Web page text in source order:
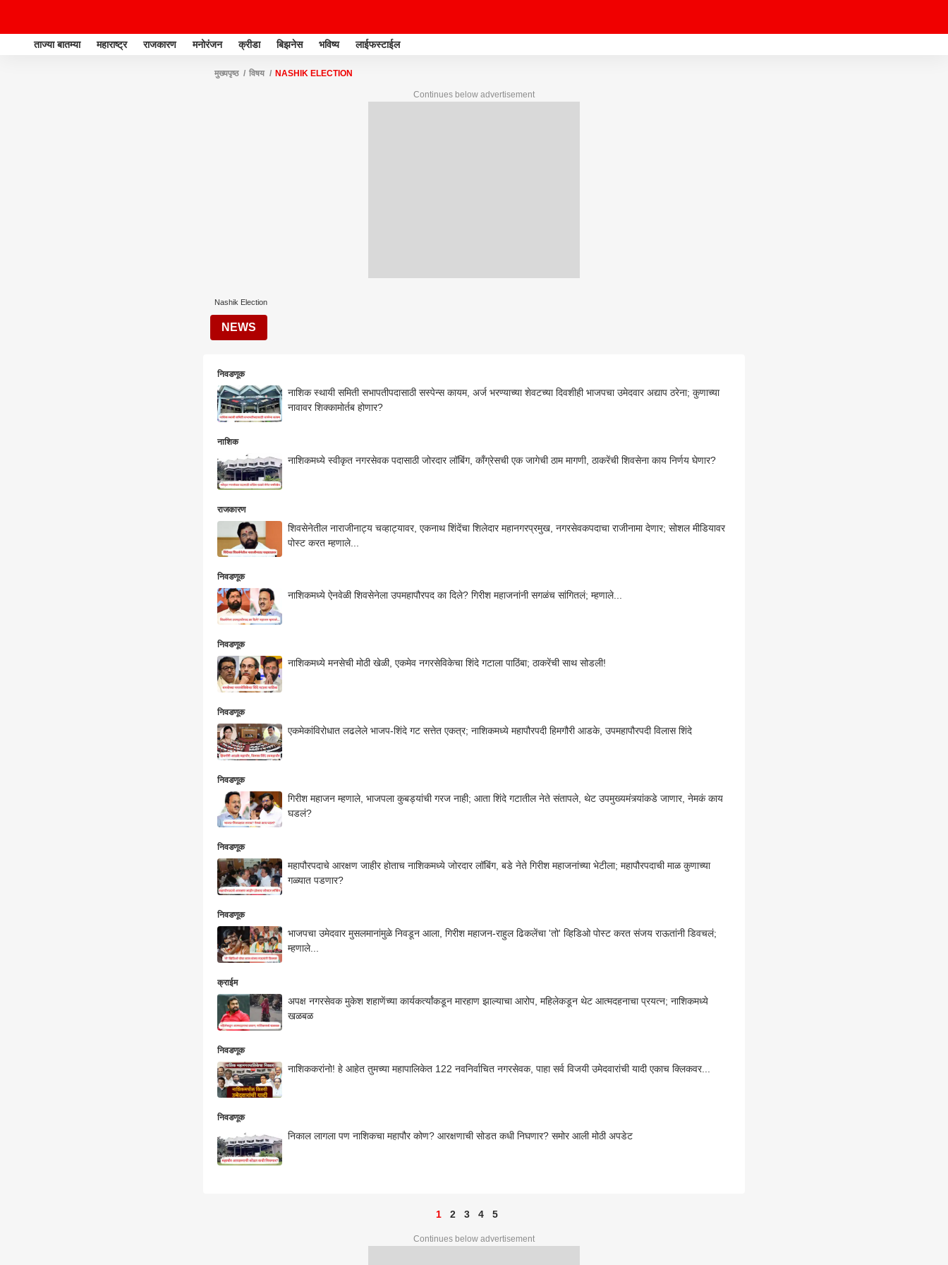
ताज्या बातम्या महाराष्ट्र राजकारण मनोरंजन क्रीडा बिझनेस भविष्य लाईफस्टाईल
मुख्यपृष्ठ विषय NASHIK ELECTION
Continues below advertisement
Nashik Election
NEWS
निवडणूक
नाशिक स्थायी समिती सभापतीपदासाठी सस्पेन्स कायम, अर्ज भरण्याच्या शेवटच्या दिवशीही भाजपचा उमेदवार अद्याप ठरेना; कुणाच्या
नावावर शिक्कामोर्तब होणार?
नाशिक
नाशिकमध्ये स्वीकृत नगरसेवक पदासाठी जोरदार लॉबिंग, काँग्रेसची एक जागेची ठाम मागणी, ठाकरेंची शिवसेना काय निर्णय घेणार?
राजकारण
शिवसेनेतील नाराजीनाट्य चव्हाट्यावर, एकनाथ शिंदेंचा शिलेदार महानगरप्रमुख, नगरसेवकपदाचा राजीनामा देणार; सोशल मीडियावर
पोस्ट करत म्हणाले...
निवडणूक
नाशिकमध्ये ऐनवेळी शिवसेनेला उपमहापौरपद का दिले? गिरीश महाजनांनी सगळंच सांगितलं; म्हणाले...
निवडणूक
नाशिकमध्ये मनसेची मोठी खेळी, एकमेव नगरसेविकेचा शिंदे गटाला पाठिंबा; ठाकरेंची साथ सोडली!
निवडणूक
एकमेकांविरोधात लढलेले भाजप-शिंदे गट सत्तेत एकत्र; नाशिकमध्ये महापौरपदी हिमगौरी आडके, उपमहापौरपदी विलास शिंदे
निवडणूक
गिरीश महाजन म्हणाले, भाजपला कुबड्यांची गरज नाही; आता शिंदे गटातील नेते संतापले, थेट उपमुख्यमंत्र्यांकडे जाणार, नेमकं काय
घडलं?
निवडणूक
महापौरपदाचे आरक्षण जाहीर होताच नाशिकमध्ये जोरदार लॉबिंग, बडे नेते गिरीश महाजनांच्या भेटीला; महापौरपदाची माळ कुणाच्या
गळ्यात पडणार?
निवडणूक
भाजपचा उमेदवार मुसलमानांमुळे निवडून आला, गिरीश महाजन-राहुल ढिकलेंचा 'तो' व्हिडिओ पोस्ट करत संजय राऊतांनी डिवचलं;
म्हणाले...
क्राईम
अपक्ष नगरसेवक मुकेश शहाणेंच्या कार्यकर्त्यांकडून मारहाण झाल्याचा आरोप, महिलेकडून थेट आत्मदहनाचा प्रयत्न; नाशिकमध्ये
खळबळ
निवडणूक
नाशिककरांनो! हे आहेत तुमच्या महापालिकेत 122 नवनिर्वाचित नगरसेवक, पाहा सर्व विजयी उमेदवारांची यादी एकाच क्लिकवर...
निवडणूक
निकाल लागला पण नाशिकचा महापौर कोण? आरक्षणाची सोडत कधी निघणार? समोर आली मोठी अपडेट
1 2 3 4 5
Continues below advertisement